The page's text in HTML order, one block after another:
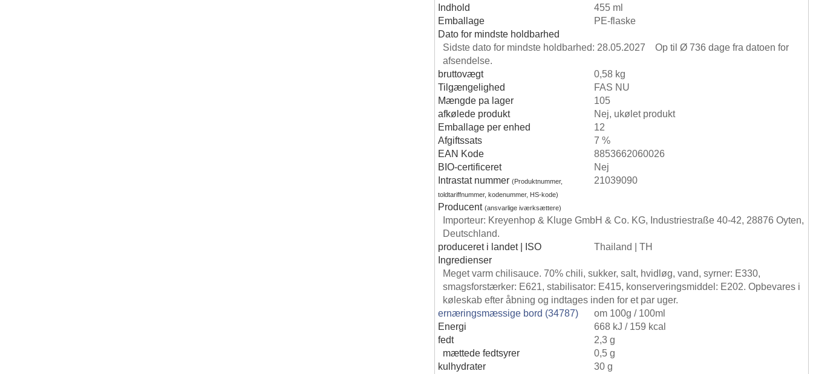
Indhold
455 ml
Emballage
PE-flaske
Dato for mindste holdbarhed
Sidste dato for mindste holdbarhed: 28.05.2027 Op til Ø 736 dage fra datoen for
afsendelse.
bruttovægt
0,58 kg
Tilgængelighed
FAS NU
Mængde pa lager
105
afkølede produkt
Nej, ukølet produkt
Emballage per enhed
12
Afgiftssats
7 %
EAN Kode
8853662060026
BIO-certificeret
Nej
Intrastat nummer(Produktnummer,
toldtariffnummer, kodenummer, HS-kode)
21039090
Producent(ansvarlige iværksættere)
Importeur: Kreyenhop & Kluge GmbH & Co. KG, Industriestraße 40-42, 28876 Oyten,
Deutschland.
produceret i landet | ISO
Thailand | TH
Ingredienser
Meget varm chilisauce. 70% chili, sukker, salt, hvidløg, vand, syrner: E330,
smagsforstærker: E621, stabilisator: E415, konserveringsmiddel: E202. Opbevares i
køleskab efter åbning og indtages inden for et par uger.
ernæringsmæssige bord (34787)
om 100g / 100ml
Energi
668 kJ / 159 kcal
fedt
2,3 g
mættede fedtsyrer
0,5 g
kulhydrater
30 g